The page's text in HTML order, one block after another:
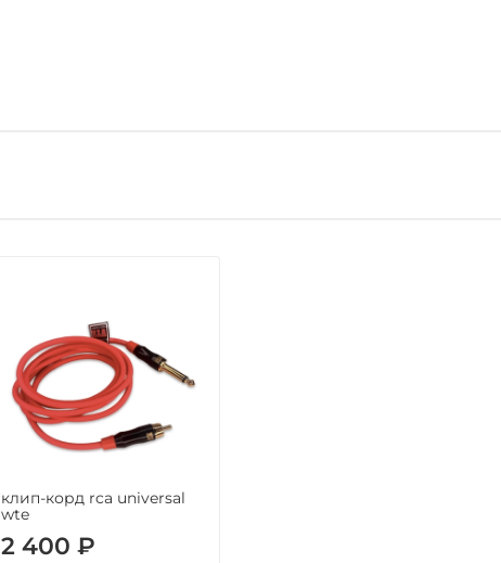
клип-корд rca universal
wte
2 400 ₽